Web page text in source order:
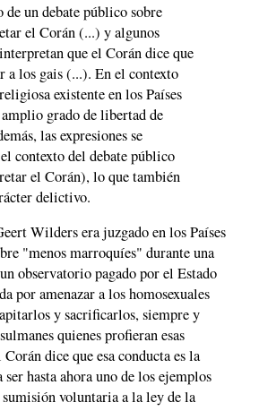
de un debate público sobre
el Corán (...) y algunos
que el Corán dice que
a los gais (...). En el contexto
existente en los Países
grado de libertad de
las expresiones se
contexto del debate público
el Corán), lo que también
delictivo.
Wilders era juzgado en los Países
"menos marroquíes" durante una
observatorio pagado por el Estado
por amenazar a los homosexuales
y sacrificarlos, siempre y
quienes profieran esas
Corán dice que esa conducta es la
hasta ahora uno de los ejemplos
sumisión voluntaria a la ley de la